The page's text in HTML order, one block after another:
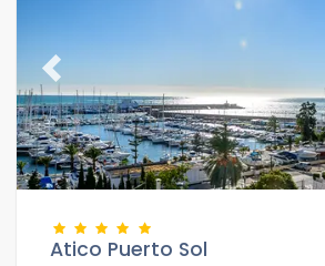
Previous
Atico Puerto Sol